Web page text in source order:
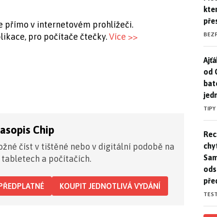
přímo v internetovém prohlížeči.
pro počítače čtečky.Více >>
Chip
číst v tištěné nebo v digitální podobě na
a počítačích.
KOUPIT JEDNOTLIVÁ VYDÁNÍ
od